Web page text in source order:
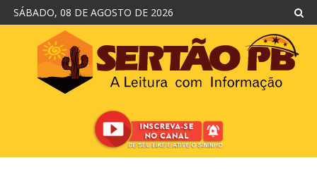
SÁBADO, 08 DE AGOSTO DE 2026